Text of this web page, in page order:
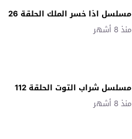
مسلسل اذا خسر الملك الحلقة 26
منذ 8 أشهر
مسلسل شراب التوت الحلقة 112
منذ 8 أشهر